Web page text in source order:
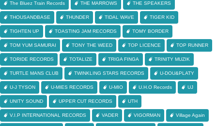
The Bluez Train Records THE MARROWS THE SPEAKERS
THOUSANDBASE THUNDER TIDAL WAVE TIGER KID
TIGHTEN UP TOASTING JAM RECORDS TOMY BORDER
TOM YUM SAMURAI TONY THE WEED TOP LICENCE TOP RUNNER
TORIDE RECORDS TOTALIZE TRIGA FINGA TRINITY MUZIK
TURTLE MANS CLUB TWINKLING STARS RECORDS U-DOU&PLATY
U-J TYSON U-MIES RECORDS U-MIO U.H.O Records UJ
UNITY SOUND UPPER CUT RECORDS UTH
V.I.P INTERNATIONAL RECORDS VADER VIGORMAN Village Again